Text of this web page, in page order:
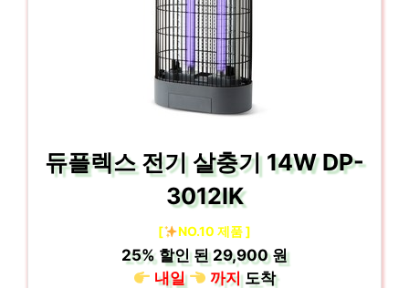
듀플렉스 전기 살충기 14W DP-
3012IK
[ NO.10 제품 ]
25%할인 된29,900 원
내일
까지도착